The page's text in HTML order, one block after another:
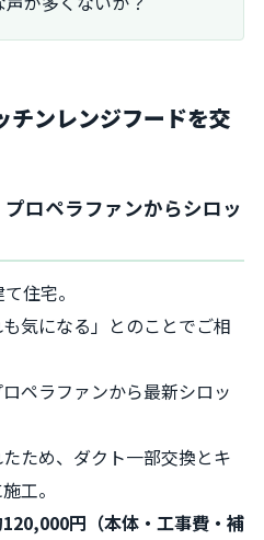
チンレンジフードを交
ロペラファンからシロッ
住宅。
気になる」とのことでご相
ペラファンから最新シロッ
ため、ダクト一部交換とキ
工。
円（本体・工事費・補